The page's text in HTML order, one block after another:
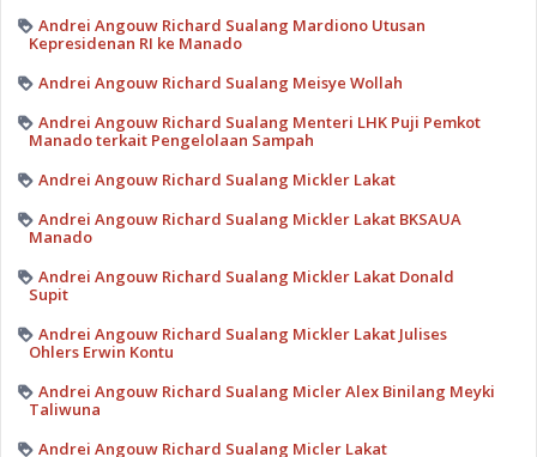
Andrei Angouw Richard Sualang Mardiono Utusan
Kepresidenan RI ke Manado
Andrei Angouw Richard Sualang Meisye Wollah
Andrei Angouw Richard Sualang Menteri LHK Puji Pemkot
Manado terkait Pengelolaan Sampah
Andrei Angouw Richard Sualang Mickler Lakat
Andrei Angouw Richard Sualang Mickler Lakat BKSAUA
Manado
Andrei Angouw Richard Sualang Mickler Lakat Donald
Supit
Andrei Angouw Richard Sualang Mickler Lakat Julises
Ohlers Erwin Kontu
Andrei Angouw Richard Sualang Micler Alex Binilang Meyki
Taliwuna
Andrei Angouw Richard Sualang Micler Lakat